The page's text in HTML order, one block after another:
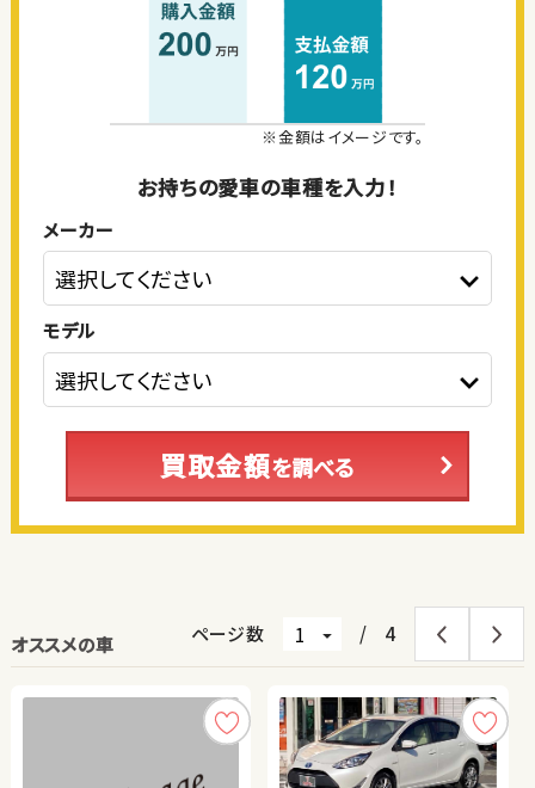
※金額はイメージです。
お持ちの愛車の車種を入力！
メーカー
モデル
買取金額を調べる
オススメの車 ページ数 / 4